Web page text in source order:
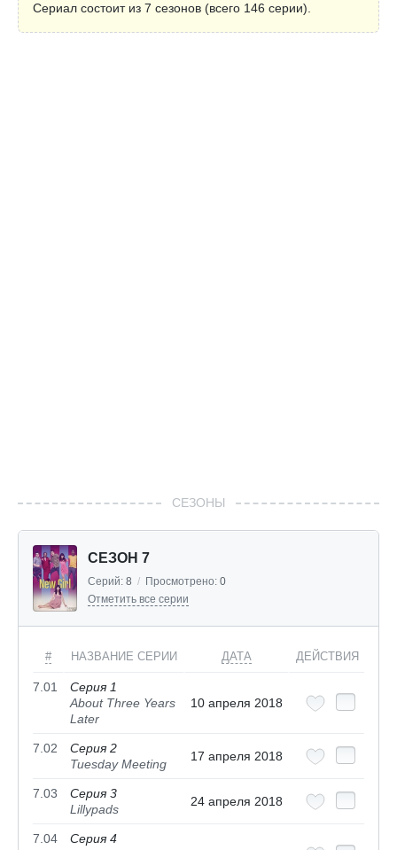
Сериал состоит из 7 сезонов (всего 146 серии).
СЕЗОНЫ
СЕЗОН 7
Серий: 8 / Просмотрено: 0
Отметить все серии
# НАЗВАНИЕ СЕРИИ ДАТА ДЕЙСТВИЯ
7.01
Серия 1
About Three Years
Later
10 апреля 2018
7.02
Серия 2
Tuesday Meeting
17 апреля 2018
7.03
Серия 3
Lillypads
24 апреля 2018
7.04
Серия 4